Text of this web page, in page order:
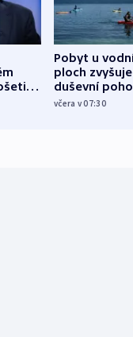
Pobyt u
ploch zvyšuje
duševní
ukázala
včera v 07:30